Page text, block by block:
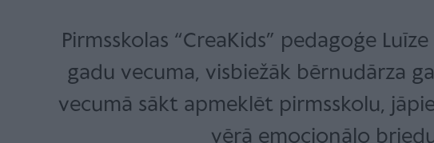
Pirmsskolas “CreaKids” pedagoģe
gadu vecuma, visbiežāk bērnudārza
vecumā sākt apmeklēt pirmsskolu,
vērā emocionālo